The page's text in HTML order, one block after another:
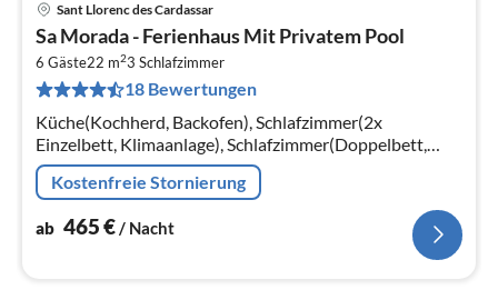
Sant Llorenc des Cardassar
Sa Morada - Ferienhaus Mit Privatem Pool
6 Gäste22 m23 Schlafzimmer
18 Bewertungen
Küche(Kochherd, Backofen), Schlafzimmer(2x
Einzelbett, Klimaanlage), Schlafzimmer(Doppelbett,
Klimaanlage), Schlafzimmer(Doppelbett, Klimaanlage)
Kostenfreie Stornierung
ab 465€/ Nacht